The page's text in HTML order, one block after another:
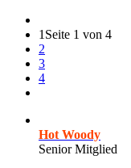
1 Seite 1 von 4
2
3
4
Hot Woody
Senior Mitglied